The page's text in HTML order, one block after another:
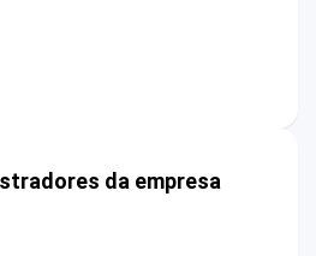
da empresa